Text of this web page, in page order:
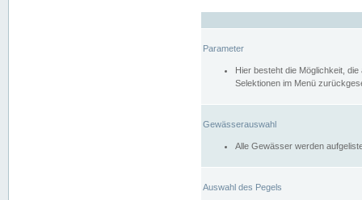
Parameter
Hier besteht die Möglichkeit,
Selektionen im Menü
Gewässerauswahl
Alle Gewässer werden
Auswahl des Pegels